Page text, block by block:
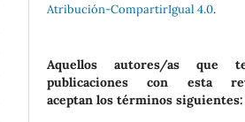
Atribución-CompartirIgual 4.0.
Aquellos autores/as que
publicaciones con esta
aceptan los términos siguientes: